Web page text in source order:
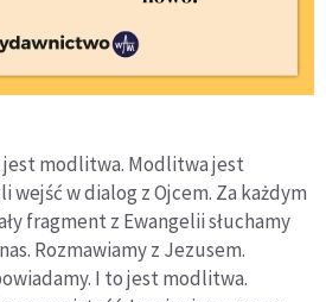
jest modlitwa. Modlitwa jest
wejść w dialog z Ojcem. Za każdym
fragment z Ewangelii słuchamy
Rozmawiamy z Jezusem.
I to jest modlitwa.